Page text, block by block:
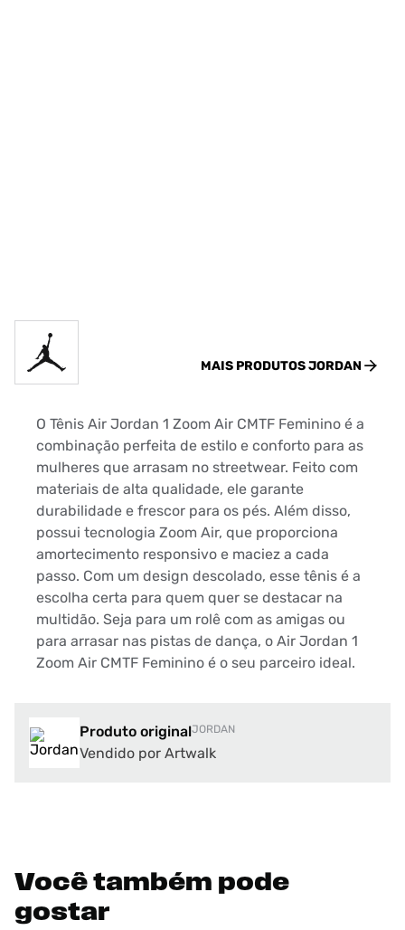
MAIS PRODUTOSJORDAN
O Tênis Air Jordan 1 Zoom Air CMTF Feminino é a
combinação perfeita de estilo e conforto para as
mulheres que arrasam no streetwear. Feito com
materiais de alta qualidade, ele garante
durabilidade e frescor para os pés. Além disso,
possui tecnologia Zoom Air, que proporciona
amortecimento responsivo e maciez a cada
passo. Com um design descolado, esse tênis é a
escolha certa para quem quer se destacar na
multidão. Seja para um rolê com as amigas ou
para arrasar nas pistas de dança, o Air Jordan 1
Zoom Air CMTF Feminino é o seu parceiro ideal.
Produto originalJORDAN
Vendido por Artwalk
Você também pode
gostar